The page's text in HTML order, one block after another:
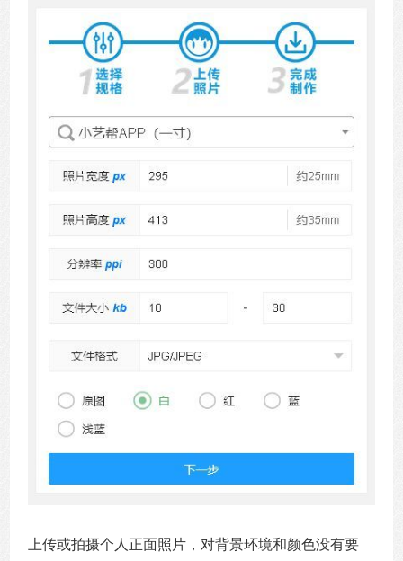
上传或拍摄个人正面照片，对背景环境和颜色没有要